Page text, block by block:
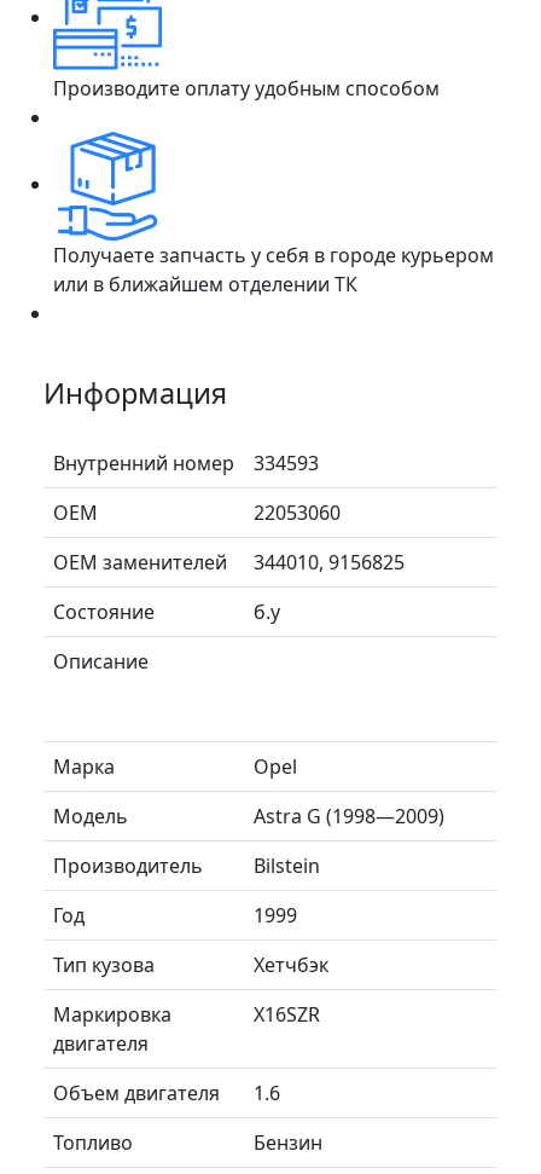
Производите оплату удобным способом
Получаете запчасть у себя в городе курьером
или в ближайшем отделении ТК
Информация
Внутренний номер
334593
ОЕМ
22053060
ОЕМ заменителей
344010, 9156825
Состояние
б.у
Описание
Марка
Opel
Модель
Astra G (1998—2009)
Производитель
Bilstein
Год
1999
Тип кузова
Хетчбэк
Маркировка
двигателя
X16SZR
Объем двигателя
1.6
Топливо
Бензин